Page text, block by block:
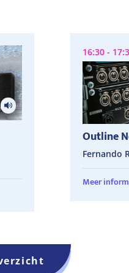
Outline
16:30 -
Fernando
Meer